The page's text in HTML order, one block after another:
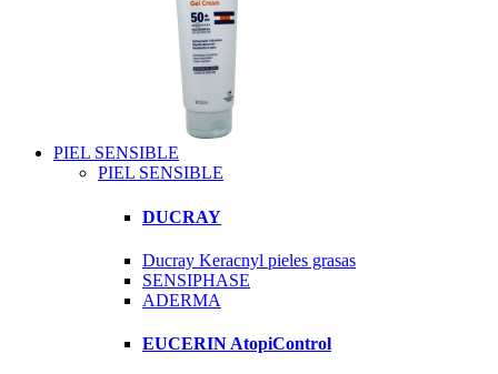
PIEL SENSIBLE
PIEL SENSIBLE
DUCRAY
Ducray Keracnyl pieles grasas
SENSIPHASE
ADERMA
EUCERIN AtopiControl